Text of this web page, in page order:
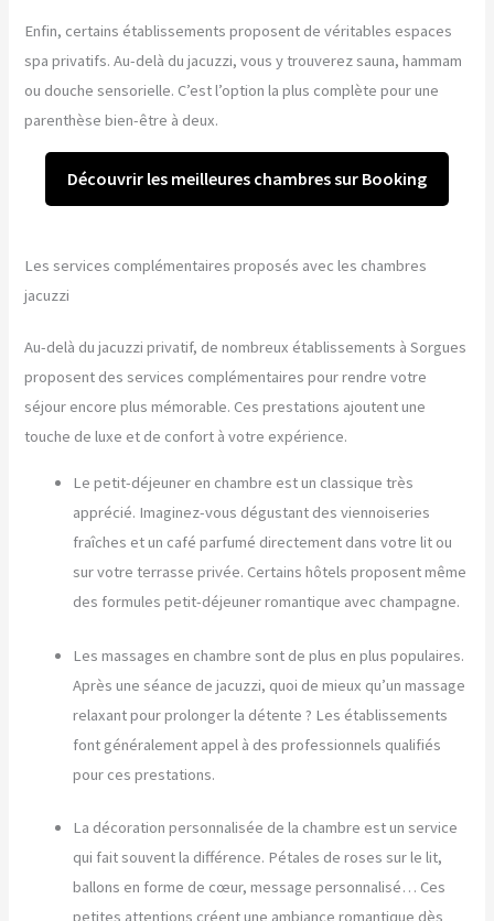
Enfin, certains établissements proposent de véritables espaces
spa privatifs. Au-delà du jacuzzi, vous y trouverez sauna, hammam
ou douche sensorielle. C’est l’option la plus complète pour une
parenthèse bien-être à deux.
Découvrir les meilleures chambres sur Booking
Les services complémentaires proposés avec les chambres
jacuzzi
Au-delà du jacuzzi privatif, de nombreux établissements à Sorgues
proposent des services complémentaires pour rendre votre
séjour encore plus mémorable. Ces prestations ajoutent une
touche de luxe et de confort à votre expérience.
Le petit-déjeuner en chambre est un classique très
apprécié. Imaginez-vous dégustant des viennoiseries
fraîches et un café parfumé directement dans votre lit ou
sur votre terrasse privée. Certains hôtels proposent même
des formules petit-déjeuner romantique avec champagne.
Les massages en chambre sont de plus en plus populaires.
Après une séance de jacuzzi, quoi de mieux qu’un massage
relaxant pour prolonger la détente ? Les établissements
font généralement appel à des professionnels qualifiés
pour ces prestations.
La décoration personnalisée de la chambre est un service
qui fait souvent la différence. Pétales de roses sur le lit,
ballons en forme de cœur, message personnalisé… Ces